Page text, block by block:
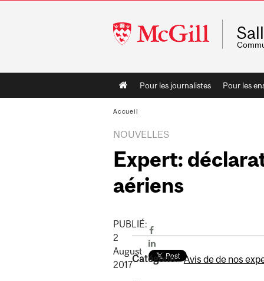
McGill
University
Main
navigation
Pour les journalistes Pour les
Accueil
NOUVELLES
Expert:
aériens
PUBLIÉ:
2
August
2017
Catégorie: Avis de de nos